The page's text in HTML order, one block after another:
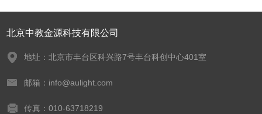
北京中教金源科技有限公司
地址：北京市丰台区科兴路7号丰台科创中心401室
邮箱：info@aulight.com
传真：010-63718219